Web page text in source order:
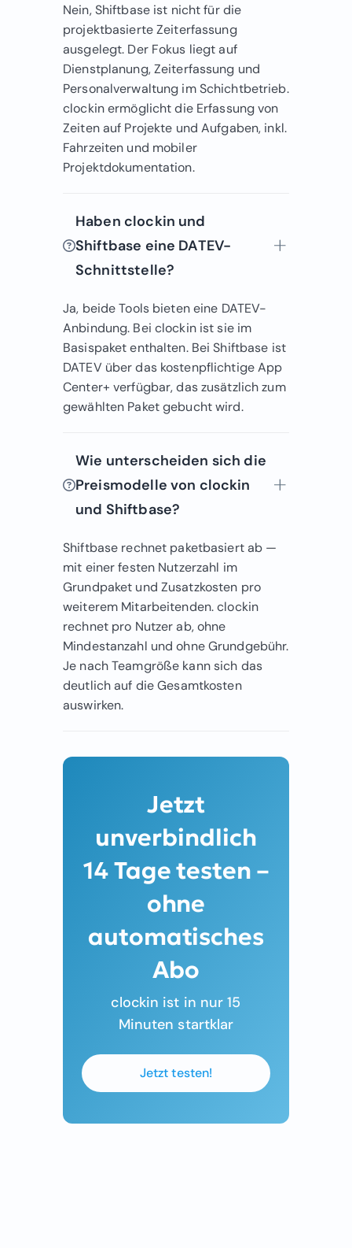
Nein, Shiftbase ist nicht für die
projektbasierte Zeiterfassung
ausgelegt. Der Fokus liegt auf
Dienstplanung, Zeiterfassung und
Personalverwaltung im Schichtbetrieb.
clockin ermöglicht die Erfassung von
Zeiten auf Projekte und Aufgaben, inkl.
Fahrzeiten und mobiler
Projektdokumentation.
Haben clockin und
Shiftbase eine DATEV-
Schnittstelle?
Ja, beide Tools bieten eine DATEV-
Anbindung. Bei clockin ist sie im
Basispaket enthalten. Bei Shiftbase ist
DATEV über das kostenpflichtige App
Center+ verfügbar, das zusätzlich zum
gewählten Paket gebucht wird.
Wie unterscheiden sich die
Preismodelle von clockin
und Shiftbase?
Shiftbase rechnet paketbasiert ab —
mit einer festen Nutzerzahl im
Grundpaket und Zusatzkosten pro
weiterem Mitarbeitenden. clockin
rechnet pro Nutzer ab, ohne
Mindestanzahl und ohne Grundgebühr.
Je nach Teamgröße kann sich das
deutlich auf die Gesamtkosten
auswirken.
Jetzt
unverbindlich
14 Tage testen –
ohne
automatisches
Abo
clockin ist in nur 15
Minuten startklar
Jetzt testen!